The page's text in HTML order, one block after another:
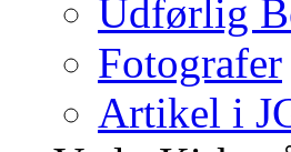
Udførlig
Fotografer
Artikel i